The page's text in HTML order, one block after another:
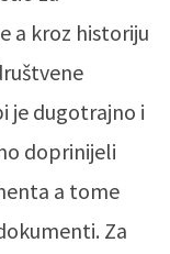
a kroz historiju
je dugotrajno i
doprinijeli
a tome
Za